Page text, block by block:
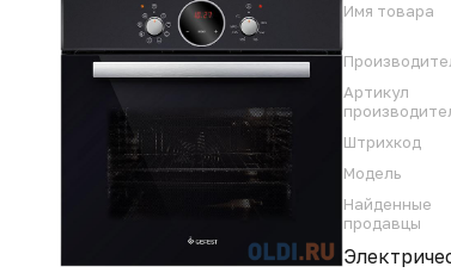
Имя товара
Артикул
Штрихкод
Модель
Найденные
продавцы